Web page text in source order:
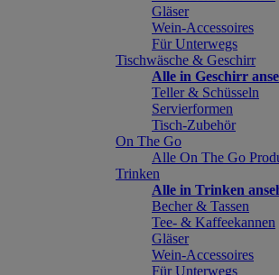
Gläser
Wein-Accessoires
Für Unterwegs
Tischwäsche & Geschirr
Alle in Geschirr
Teller & Schüsseln
Servierformen
Tisch-Zubehör
On The Go
Alle On The Go
Trinken
Alle in Trinken
Becher & Tassen
Tee- & Kaffeekannen
Gläser
Wein-Accessoires
Für Unterwegs